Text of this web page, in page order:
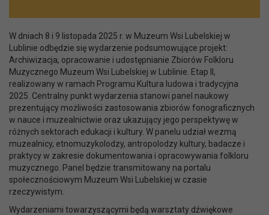
W dniach 8 i 9 listopada 2025 r. w Muzeum Wsi Lubelskiej w
Lublinie odbędzie się wydarzenie podsumowujące projekt:
Archiwizacja, opracowanie i udostępnianie Zbiorów Folkloru
Muzycznego Muzeum Wsi Lubelskiej w Lublinie. Etap II,
realizowany w ramach Programu Kultura ludowa i tradycyjna
2025. Centralny punkt wydarzenia stanowi panel naukowy
prezentujący możliwości zastosowania zbiorów fonograficznych
w nauce i muzealnictwie oraz ukazujący jego perspektywę w
różnych sektorach edukacji i kultury. W panelu udział wezmą
muzealnicy, etnomuzykolodzy, antropolodzy kultury, badacze i
praktycy w zakresie dokumentowania i opracowywania folkloru
muzycznego. Panel będzie transmitowany na portalu
społecznościowym Muzeum Wsi Lubelskiej w czasie
rzeczywistym.
Wydarzeniami towarzyszącymi będą warsztaty dźwiękowe